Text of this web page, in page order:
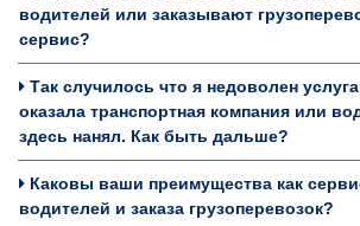
водителей или заказывают
сервис?
Так случилось что я недоволен
оказала транспортная компания или
здесь нанял. Как быть дальше?
Каковы ваши преимущества как
водителей и заказа грузоперевозок?